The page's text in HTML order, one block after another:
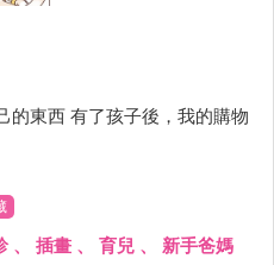
的東西 有了孩子後，我的購物
、 插畫 、 育兒 、 新手爸媽